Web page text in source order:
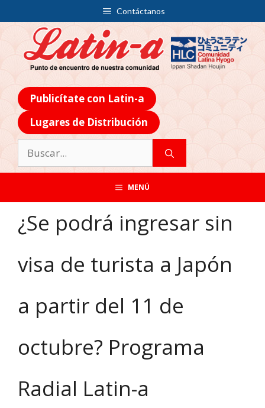
Contáctanos
Publicítate con Latin-a
Lugares de Distribución
MENÚ
¿Se podrá ingresar sin
visa de turista a Japón
a partir del 11 de
octubre? Programa
Radial Latin-a